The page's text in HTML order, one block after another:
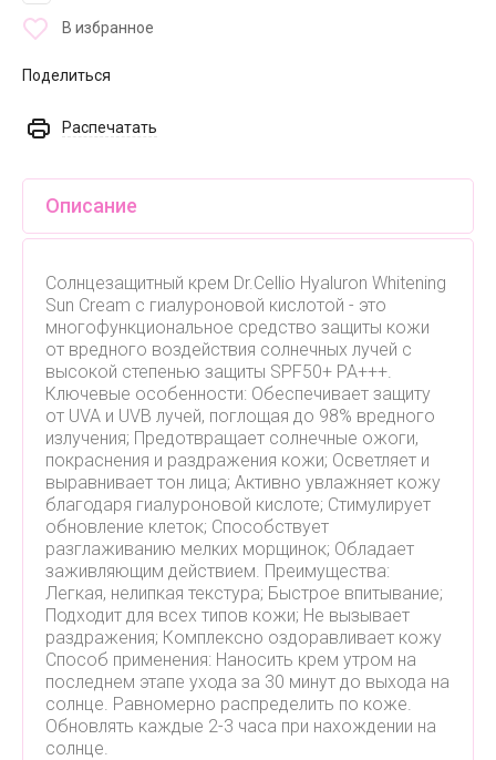
В избранное
Поделиться
Распечатать
Описание
Солнцезащитный крем Dr.Cellio Hyaluron Whitening
Sun Cream с гиалуроновой кислотой - это
многофункциональное средство защиты кожи
от вредного воздействия солнечных лучей с
высокой степенью защиты SPF50+ PA+++.
Ключевые особенности: Обеспечивает защиту
от UVA и UVB лучей, поглощая до 98% вредного
излучения; Предотвращает солнечные ожоги,
покраснения и раздражения кожи; Осветляет и
выравнивает тон лица; Активно увлажняет кожу
благодаря гиалуроновой кислоте; Стимулирует
обновление клеток; Способствует
разглаживанию мелких морщинок; Обладает
заживляющим действием. Преимущества:
Легкая, нелипкая текстура; Быстрое впитывание;
Подходит для всех типов кожи; Не вызывает
раздражения; Комплексно оздоравливает кожу
Способ применения: Наносить крем утром на
последнем этапе ухода за 30 минут до выхода на
солнце. Равномерно распределить по коже.
Обновлять каждые 2-3 часа при нахождении на
солнце.